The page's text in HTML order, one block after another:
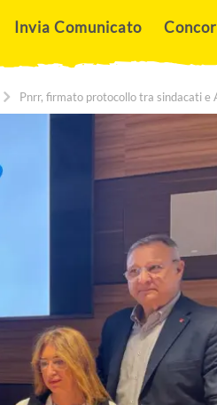
Invia Comunicato
Pnrr, firmato protocollo tra sindacati